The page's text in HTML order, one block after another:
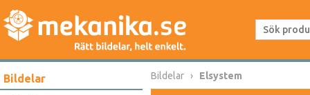
Bildelar Bildelar Elsystem